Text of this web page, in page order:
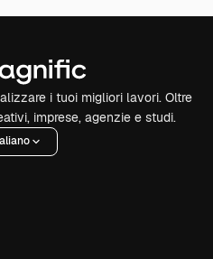
i tuoi migliori lavori. Oltre
imprese, agenzie e studi.